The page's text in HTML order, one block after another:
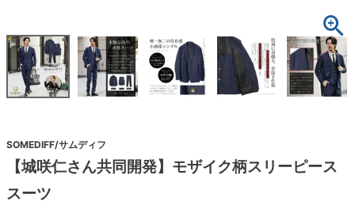
SOMEDIFF/サムディフ
【城咲仁さん共同開発】モザイク柄スリーピース
スーツ